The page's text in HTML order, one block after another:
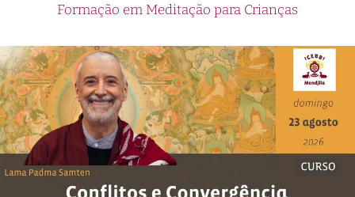
Formação em Meditação para Crianças